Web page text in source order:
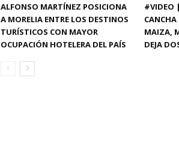
ALFONSO MARTÍNEZ POSICIONA
A MORELIA ENTRE LOS DESTINOS
TURÍSTICOS CON MAYOR
OCUPACIÓN HOTELERA DEL PAÍS
#VIDEO
MAIZA,
DEJA